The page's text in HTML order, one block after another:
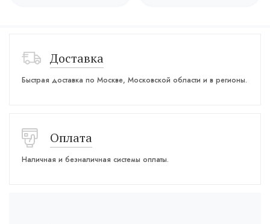
Доставка
Быстрая доставка по Москве, Московской области и в регионы.
Оплата
Наличная и безналичная системы оплаты.